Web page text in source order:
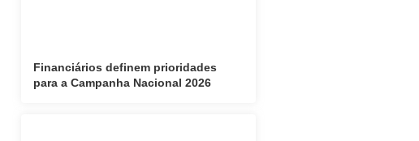
Financiários definem prioridades
para a Campanha Nacional 2026